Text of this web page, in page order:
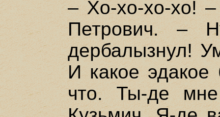
– Хо-хо-хо-хо!
Петрович. –
дербалызнул!
И какое эдакое
что. Ты-де